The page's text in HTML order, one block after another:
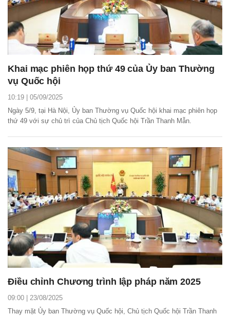
Khai mạc phiên họp thứ 49 của Ủy ban Thường
vụ Quốc hội
10:19 | 05/09/2025
Ngày 5/9, tại Hà Nội, Ủy ban Thường vụ Quốc hội khai mạc phiên họp
thứ 49 với sự chủ trì của Chủ tịch Quốc hội Trần Thanh Mẫn.
Điều chỉnh Chương trình lập pháp năm 2025
09:00 | 23/08/2025
Thay mặt Ủy ban Thường vụ Quốc hội, Chủ tịch Quốc hội Trần Thanh